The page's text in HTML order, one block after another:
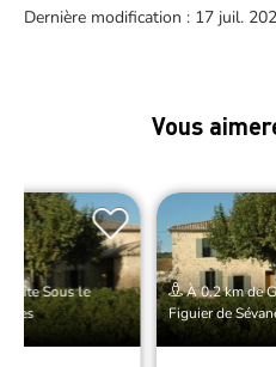
Dernière modification : 17 juil.
Vous
Gîte Sous le
À 0.2 km de
Figuier de